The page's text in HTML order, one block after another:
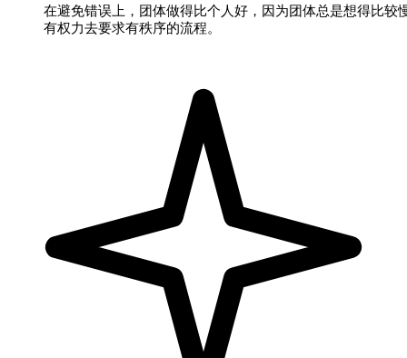
在避免错误上，团体做得比个人好，因为团体总是想得比较
有权力去要求有秩序的流程。